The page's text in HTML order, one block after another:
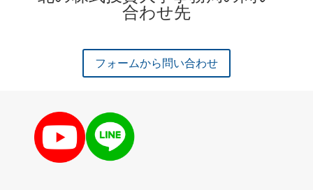
合わせ先
フォームから問い合わせ